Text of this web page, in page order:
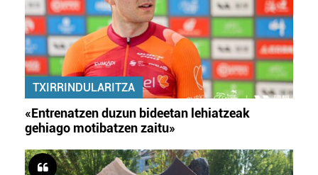
TXIRRINDULARITZA
«Entrenatzen duzun bideetan lehiatzeak
gehiago motibatzen zaitu»